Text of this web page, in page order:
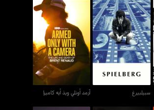
سبيلبيرغ
سبيلبيرغ
آرمد أونلي ويذ أيه كاميرا
آرمد أونلي ويذ أيه كاميرا